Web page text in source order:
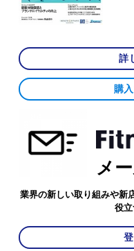
詳
購
メ
業界の新しい取り組みや新
役立